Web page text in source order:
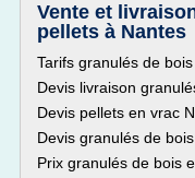
Vente et
pellets à Nantes
Tarifs granulés de
Devis livraison
Devis pellets en vrac
Devis granulés de
Prix granulés de bois